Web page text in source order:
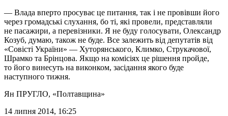
— Влада вперто просуває це питання, так і не провівши його
через громадські слухання, бо ті, які провели, представляли
не пасажири, а перевізники. Я не буду голосувати, Олександр
Козуб, думаю, також не буде. Все залежить від депутатів від
«Совісті України» — Хуторянського, Климко, Струкачової,
Шрамко та Брінцова. Якщо на комісіях це рішення пройде,
то його винесуть на виконком, засідання якого буде
наступного тижня.
Ян ПРУГЛО, «Полтавщина»
14 липня 2014, 16:25